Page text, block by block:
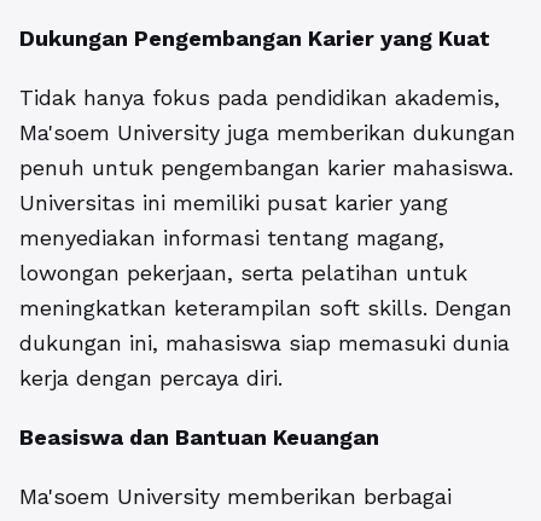
Dukungan Pengembangan Karier yang Kuat
Tidak hanya fokus pada pendidikan akademis,
Ma'soem University juga memberikan dukungan
penuh untuk pengembangan karier mahasiswa.
Universitas ini memiliki pusat karier yang
menyediakan informasi tentang magang,
lowongan pekerjaan, serta pelatihan untuk
meningkatkan keterampilan soft skills. Dengan
dukungan ini, mahasiswa siap memasuki dunia
kerja dengan percaya diri.
Beasiswa dan Bantuan Keuangan
Ma'soem University memberikan berbagai